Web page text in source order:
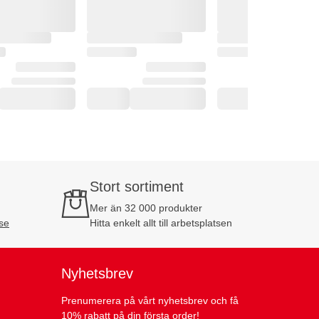
Stort sortiment
Mer än 32 000 produkter
Hitta enkelt allt till arbetsplatsen
Nyhetsbrev
Prenumerera på vårt nyhetsbrev och få
10% rabatt på din första order!